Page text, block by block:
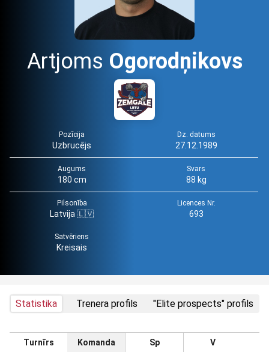
Artjoms Ogorodņikovs
Pozīcija
Uzbrucējs
Dz. datums
27.12.1989
Augums
180 cm
Svars
88 kg
Pilsonība
Latvija 🇱🇻
Licences Nr.
693
Satvēriens
Kreisais
Statistika Trenera profils "Elite prospects" profils
Turnīrs Komanda Sp V